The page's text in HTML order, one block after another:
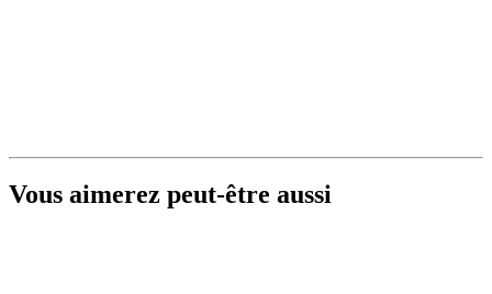
Vous aimerez peut-être aussi